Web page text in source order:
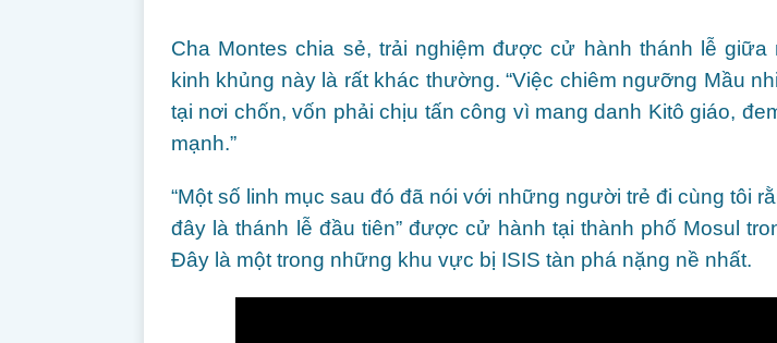
Cha Montes chia sẻ, trải nghiệm được cử hành thánh lễ giữa
kinh khủng này là rất khác thường. “Việc chiêm ngưỡng Mầu
tại nơi chốn, vốn phải chịu tấn công vì mang danh Kitô giáo,
mạnh.”
“Một số linh mục sau đó đã nói với những người trẻ đi cùng tôi
đây là thánh lễ đầu tiên” được cử hành tại thành phố Mosul
Đây là một trong những khu vực bị ISIS tàn phá nặng nề nhất.